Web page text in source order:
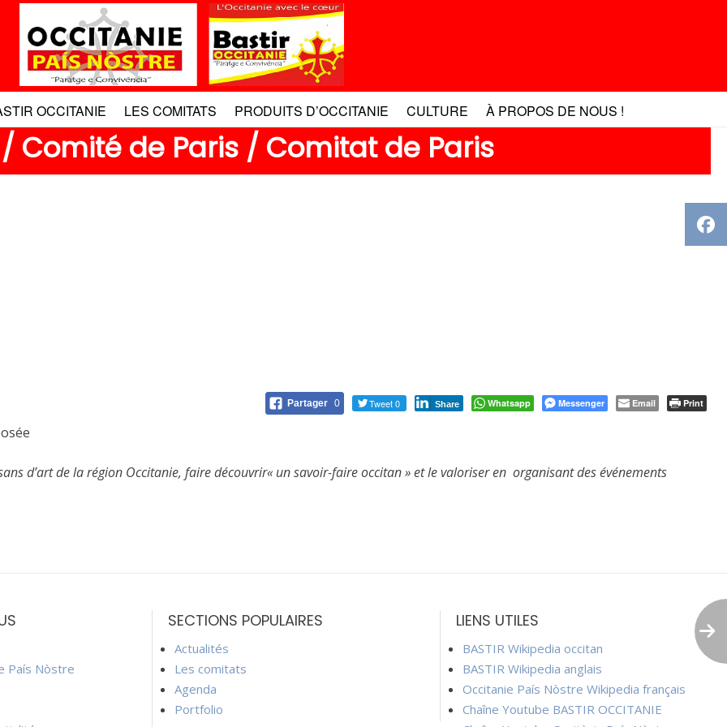
OCCITANIE LES COMITATS PRODUITS D’OCCITANIE CULTURE À PROPOS DE NOUS !
Comité de Paris / Comitat de Paris
Partager 0 Tweet 0 Share Whatsapp Messenger Email Print
d’art de la région Occitanie, faire découvrir« un savoir-faire occitan » et le valoriser en organisant des événements
País Nòstre
SECTIONS POPULAIRES
Actualités
Les comitats
Agenda
Portfolio
LIENS UTILES
BASTIR Wikipedia occitan
BASTIR Wikipedia anglais
Occitanie País Nòstre Wikipedia français
Chaîne Youtube BASTIR OCCITANIE